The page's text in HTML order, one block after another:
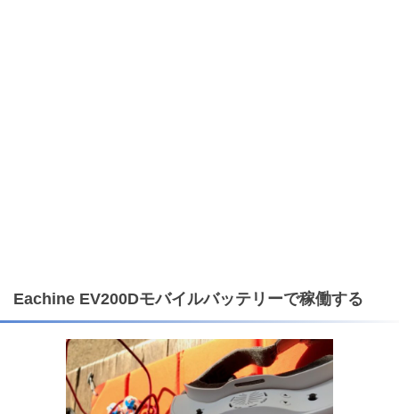
Eachine EV200Dモバイルバッテリーで稼働する